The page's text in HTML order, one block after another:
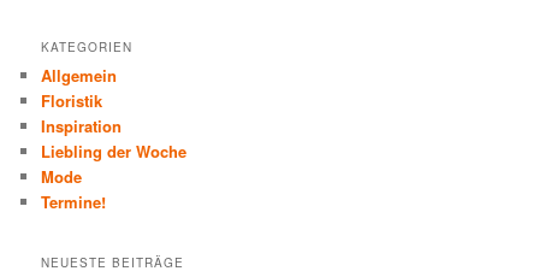
KATEGORIEN
Allgemein
Floristik
Inspiration
Liebling der Woche
Mode
Termine!
NEUESTE BEITRÄGE